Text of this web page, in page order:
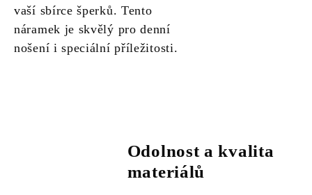
vaší sbírce šperků. Tento
náramek je skvělý pro denní
nošení i speciální příležitosti.
Odolnost a kvalita
materiálů